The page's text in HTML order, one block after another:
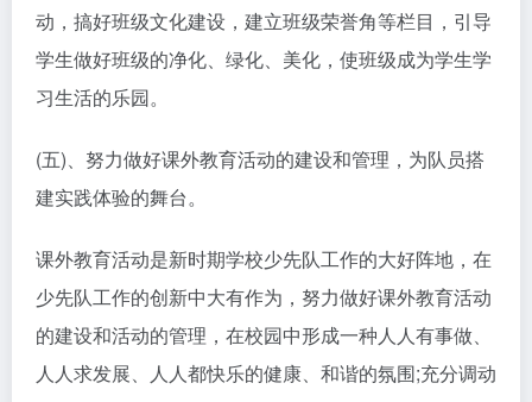
动，搞好班级文化建设，建立班级荣誉角等栏目，引导
学生做好班级的净化、绿化、美化，使班级成为学生学
习生活的乐园。
(五)、努力做好课外教育活动的建设和管理，为队员搭
建实践体验的舞台。
课外教育活动是新时期学校少先队工作的大好阵地，在
少先队工作的创新中大有作为，努力做好课外教育活动
的建设和活动的管理，在校园中形成一种人人有事做、
人人求发展、人人都快乐的健康、和谐的氛围;充分调动